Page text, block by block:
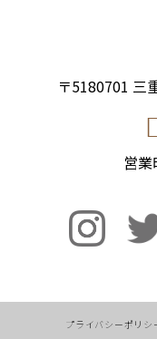
〒5180701 三
営
プライバシーポリシ